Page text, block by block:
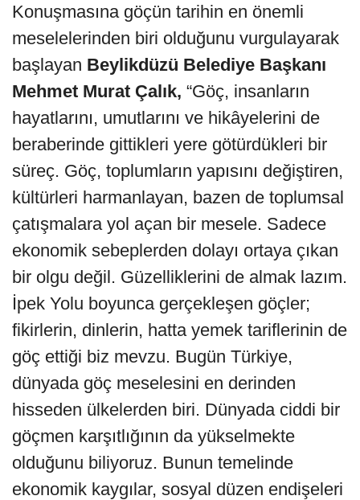
Konuşmasına göçün tarihin en önemli
meselelerinden biri olduğunu vurgulayarak
başlayan Beylikdüzü Belediye Başkanı
Mehmet Murat Çalık, “Göç, insanların
hayatlarını, umutlarını ve hikâyelerini de
beraberinde gittikleri yere götürdükleri bir
süreç. Göç, toplumların yapısını değiştiren,
kültürleri harmanlayan, bazen de toplumsal
çatışmalara yol açan bir mesele. Sadece
ekonomik sebeplerden dolayı ortaya çıkan
bir olgu değil. Güzelliklerini de almak lazım.
İpek Yolu boyunca gerçekleşen göçler;
fikirlerin, dinlerin, hatta yemek tariflerinin de
göç ettiği biz mevzu. Bugün Türkiye,
dünyada göç meselesini en derinden
hisseden ülkelerden biri. Dünyada ciddi bir
göçmen karşıtlığının da yükselmekte
olduğunu biliyoruz. Bunun temelinde
ekonomik kaygılar, sosyal düzen endişeleri